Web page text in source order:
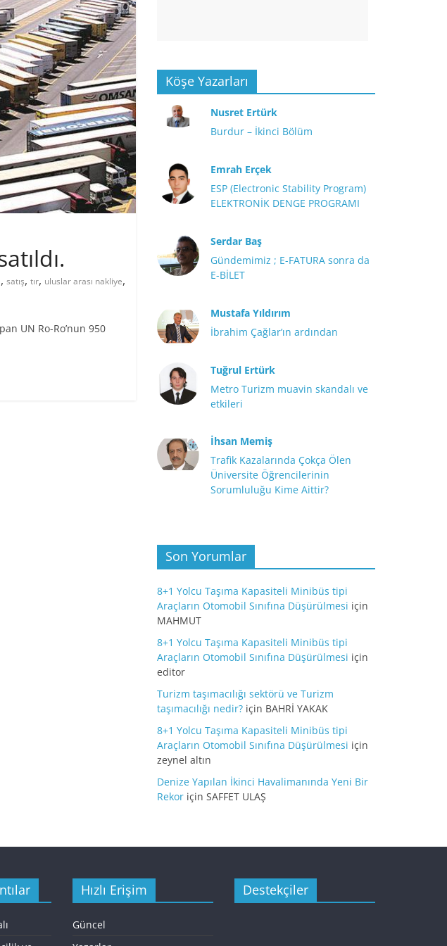
, satış, tır, uluslar arası nakliye,
UN Ro-Ro’nun 950
Köşe Yazarları
Nusret Ertürk
Burdur – İkinci Bölüm
Emrah Erçek
ESP (Electronic Stability Program)
ELEKTRONİK DENGE PROGRAMI
Serdar Baş
Gündemimiz ; E-FATURA sonra da
E-BİLET
Mustafa Yıldırım
İbrahim Çağlar’ın ardından
Tuğrul Ertürk
Metro Turizm muavin skandalı ve
etkileri
İhsan Memiş
Trafik Kazalarında Çokça Ölen
Üniversite Öğrencilerinin
Sorumluluğu Kime Aittir?
Son Yorumlar
8+1 Yolcu Taşıma Kapasiteli Minibüs tipi
Araçların Otomobil Sınıfına Düşürülmesi için
MAHMUT
8+1 Yolcu Taşıma Kapasiteli Minibüs tipi
Araçların Otomobil Sınıfına Düşürülmesi için
editor
Turizm taşımacılığı sektörü ve Turizm
taşımacılığı nedir? için BAHRİ YAKAK
8+1 Yolcu Taşıma Kapasiteli Minibüs tipi
Araçların Otomobil Sınıfına Düşürülmesi için
zeynel altın
Denize Yapılan İkinci Havalimanında Yeni Bir
Rekor için SAFFET ULAŞ
Hızlı Erişim
Güncel
Destekçiler